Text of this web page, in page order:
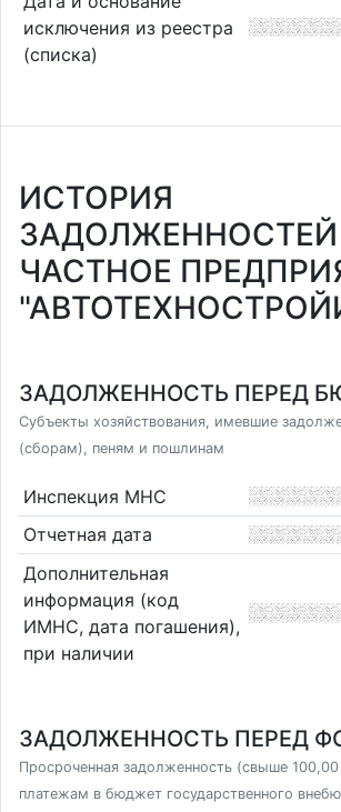
исключения из реестра
(списка)
ИСТОРИЯ
ЗАДОЛЖЕННОСТЕЙ
ЧАСТНОЕ
ЗАДОЛЖЕННОСТЬ ПЕРЕД
Субъекты хозяйствования, имевшие
(сборам), пеням и пошлинам
Инспекция МНС
Отчетная дата
Дополнительная
информация (код
ИМНС, дата погашения),
при наличии
ЗАДОЛЖЕННОСТЬ ПЕРЕД
Просроченная задолженность (свыше
платежам в бюджет государственного